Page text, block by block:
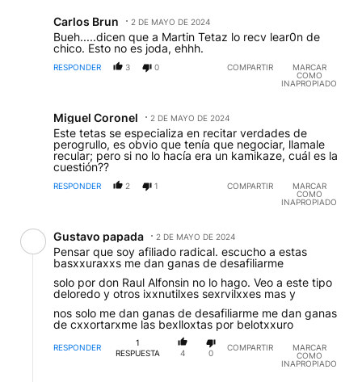
Carlos Brun 2 DE MAYO DE 2024
Bueh.....dicen que a Martin Tetaz lo recv lear0n de
chico. Esto no es joda, ehhh.
RESPONDER 3 0 COMPARTIR
MARCAR
COMO
INAPROPIADO
Miguel Coronel 2 DE MAYO DE 2024
Este tetas se especializa en recitar verdades de
perogrullo, es obvio que tenía que negociar, llamale
recular; pero si no lo hacía era un kamikaze, cuál es la
cuestión??
RESPONDER 2 1 COMPARTIR
MARCAR
COMO
INAPROPIADO
Gustavo papada 2 DE MAYO DE 2024
Pensar que soy afiliado radical. escucho a estas
basxxuraxxs me dan ganas de desafiliarme
solo por don Raul Alfonsin no lo hago. Veo a este tipo
deloredo y otros ixxnutilxes sexrvilxxes mas y
nos solo me dan ganas de desafiliarme me dan ganas
de cxxortarxme las bexlloxtas por belotxxuro
RESPONDER
1
RESPUESTA
4 0
COMPARTIR
MARCAR
COMO
INAPROPIADO